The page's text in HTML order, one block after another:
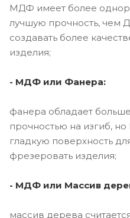
МДФ имеет более
лучшую прочность, чем
создавать более
изделия;
- МДФ или Фанера:
фанера обладает
прочностью на изгиб,
гладкую поверхность
фрезеровать изделия;
- МДФ или Массив
массив дерева